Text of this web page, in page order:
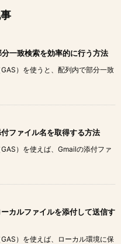
分一致検索を効率的に行う方法
）を使うと、配列内で部分一致
ファイル名を取得する方法
）を使えば、Gmailの添付ファ
カルファイルを添付して送信す
）を使えば、ローカル環境に保